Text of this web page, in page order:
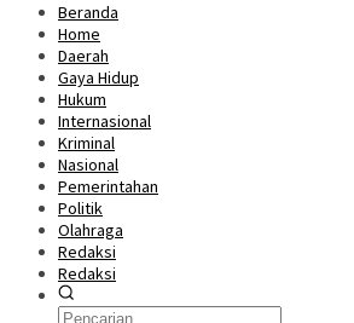
Beranda
Home
Daerah
Gaya Hidup
Hukum
Internasional
Kriminal
Nasional
Pemerintahan
Politik
Olahraga
Redaksi
Redaksi